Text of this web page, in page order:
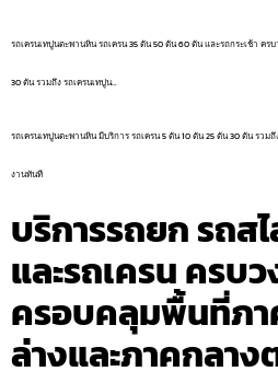
รถเครนเทปูนตะพานหิน รถเครน 35 ตัน 50 ตัน 60 ตัน และรถกระเช้า คร
30 ตัน รวมถึง รถเครนเทปูน…
รถเครนเทปูนตะพานหิน มีบริการ รถเครน 5 ตัน 10 ตัน 25 ตัน 30 ตัน รว
งานทันที
บริการรถยก รถส
และรถเครน ครบ
ครอบคลุมพื้นที่ภ
ล่างและภาคกลา